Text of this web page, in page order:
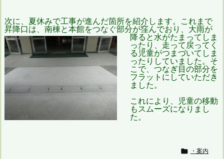
次に、夏休みで工事が進んだ箇所を紹介します。これまで
昇降口は、南棟と本館をつなぐ部分が窪んでおり、大雨が
降ると水がたまってしま
ったり、走って戻ってく
る児童がつまづいてしま
ったりしていました。そ
こで、つなぎ目の部分を
フラットにしていただき
ました。
これにより、児童の移動
もスムーズになりまし
た。
 ・案内